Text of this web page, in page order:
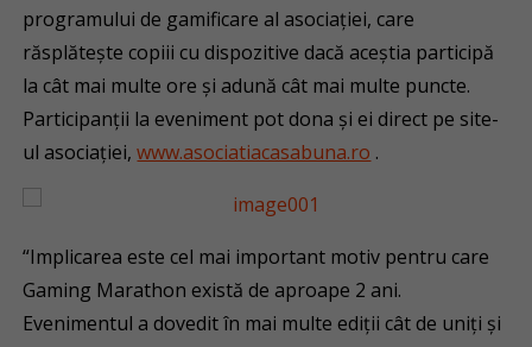
programului de gamificare al asociației, care
răsplătește copiii cu dispozitive dacă aceștia participă
la cât mai multe ore și adună cât mai multe puncte.
Participanții la eveniment pot dona și ei direct pe site-
ul asociației,www.asociatiacasabuna.ro .
“Implicarea este cel mai important motiv pentru care
Gaming Marathon există de aproape 2 ani.
Evenimentul a dovedit în mai multe ediții cât de uniți și